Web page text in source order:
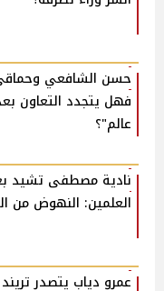
حسن الشافعي
فهل يتجدد التعاون
عالم"؟
نادية مصطفى تشيد
العلمين: النهوض من
عمرو دياب يتصدر